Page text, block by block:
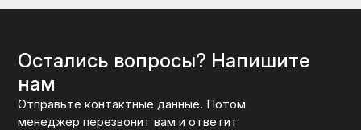
Остались вопросы? Напишите
нам
Отправьте контактные данные. Потом
менеджер перезвонит вам и ответит